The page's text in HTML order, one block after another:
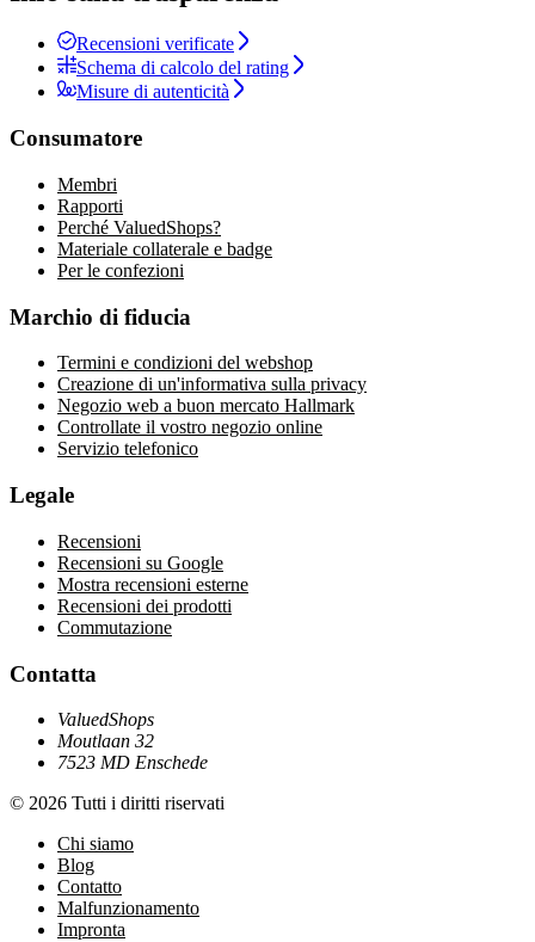
Recensioni verificate
Schema di calcolo del rating
Misure di autenticità
Consumatore
Membri
Rapporti
Perché ValuedShops?
Materiale collaterale e badge
Per le confezioni
Marchio di fiducia
Termini e condizioni del webshop
Creazione di un'informativa sulla privacy
Negozio web a buon mercato Hallmark
Controllate il vostro negozio online
Servizio telefonico
Legale
Recensioni
Recensioni su Google
Mostra recensioni esterne
Recensioni dei prodotti
Commutazione
Contatta
ValuedShops
Moutlaan 32
7523 MD Enschede
© 2026 Tutti i diritti riservati
Chi siamo
Blog
Contatto
Malfunzionamento
Impronta